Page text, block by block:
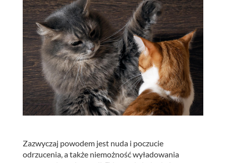
Zazwyczaj powodem jest nuda i poczucie
odrzucenia, a także niemożność wyładowania